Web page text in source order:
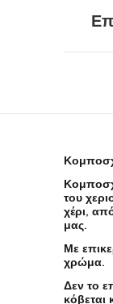
του
χέρι,
μας.
Με
χρώμα.
Δεν το
κόβεται